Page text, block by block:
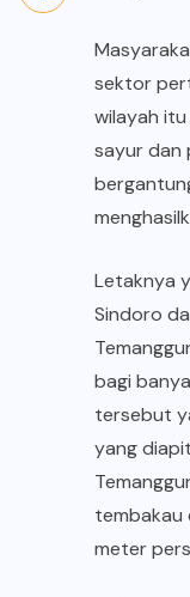
sektor
wilayah
sayur dan
Letaknya
Sindoro
bagi
tersebut
yang
tembakau
meter